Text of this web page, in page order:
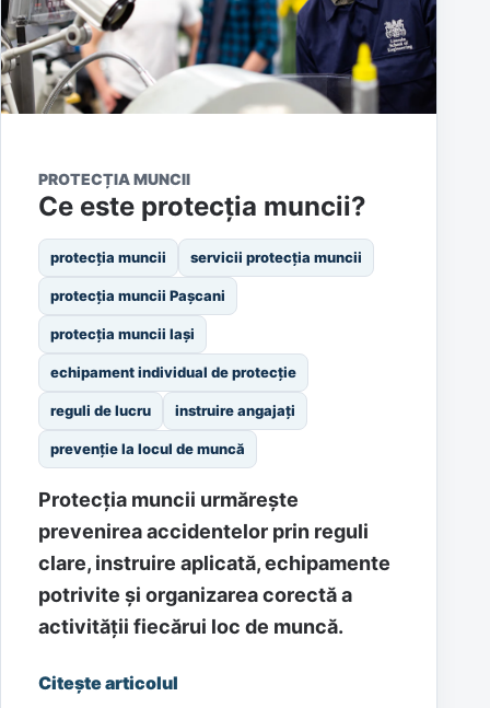
PROTECȚIA MUNCII
Ce este protecția muncii?
protecția muncii servicii protecția muncii
protecția muncii Pașcani
protecția muncii Iași
echipament individual de protecție
reguli de lucru instruire angajați
prevenție la locul de muncă
Protecția muncii urmărește
prevenirea accidentelor prin reguli
clare, instruire aplicată, echipamente
potrivite și organizarea corectă a
activității fiecărui loc de muncă.
Citește articolul